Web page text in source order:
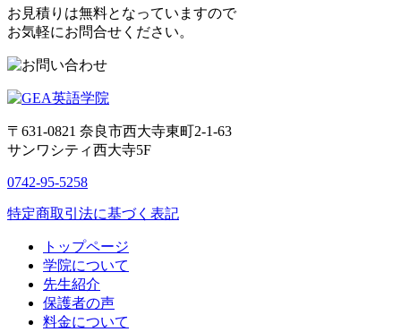
お見積りは無料となっていますので
お気軽にお問合せください。
〒631-0821 奈良市西大寺東町2-1-63
サンワシティ西大寺5F
0742-95-5258
特定商取引法に基づく表記
トップページ
学院について
先生紹介
保護者の声
料金について